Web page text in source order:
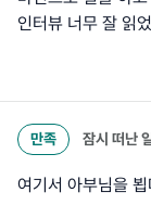
인터뷰 너무 잘 읽
만족 잠시 떠난
여기서 아부님을